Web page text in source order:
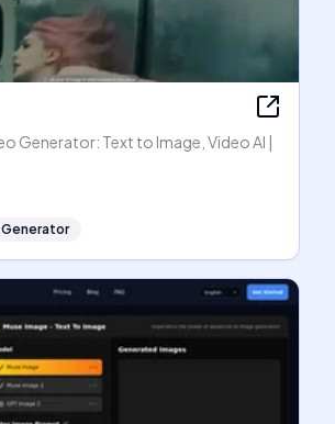
Generator: Text to Image, Video AI |
Generator